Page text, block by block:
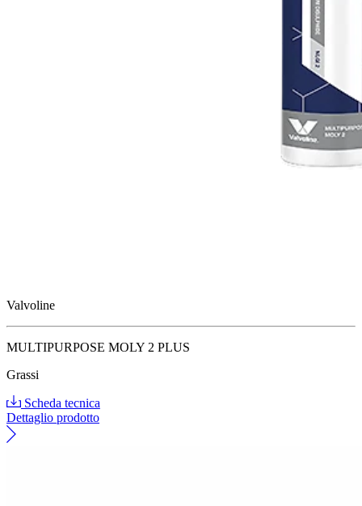
Valvoline
MULTIPURPOSE MOLY 2 PLUS
Grassi
Scheda tecnica
Dettaglio prodotto